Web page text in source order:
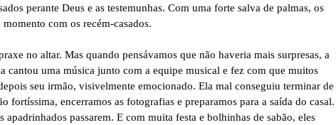
perante Deus e as testemunhas. Com uma forte salva de palmas, os
com os recém-casados.
no altar. Mas quando pensávamos que não haveria mais surpresas, a
cantou uma música junto com a equipe musical e fez com que muitos
seu irmão, visivelmente emocionado. Ela mal conseguiu terminar de
fortíssima, encerramos as fotografias e preparamos para a saída do casal.
passarem. E com muita festa e bolhinhas de sabão, eles